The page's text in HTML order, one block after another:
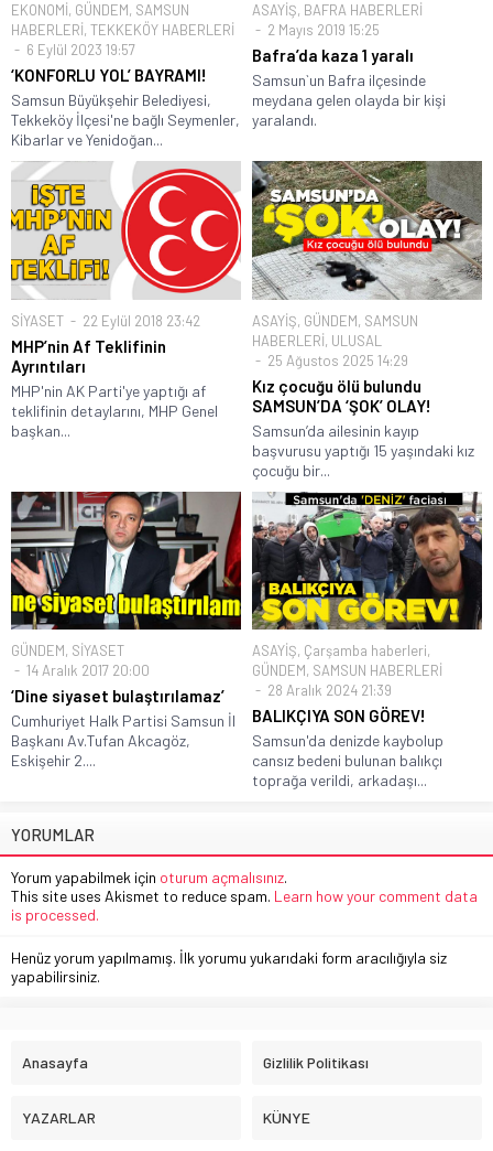
EKONOMİ, GÜNDEM, SAMSUN
HABERLERİ, TEKKEKÖY HABERLERİ
6 Eylül 2023 19:57
‘KONFORLU YOL’ BAYRAMI!
Samsun Büyükşehir Belediyesi,
Tekkeköy İlçesi'ne bağlı Seymenler,
Kibarlar ve Yenidoğan...
ASAYİŞ, BAFRA HABERLERİ
2 Mayıs 2019 15:25
Bafra’da kaza 1 yaralı
Samsun`un Bafra ilçesinde
meydana gelen olayda bir kişi
yaralandı.
SİYASET 22 Eylül 2018 23:42
MHP’nin Af Teklifinin
Ayrıntıları
MHP'nin AK Parti'ye yaptığı af
teklifinin detaylarını, MHP Genel
başkan...
ASAYİŞ, GÜNDEM, SAMSUN
HABERLERİ, ULUSAL
25 Ağustos 2025 14:29
Kız çocuğu ölü bulundu
SAMSUN’DA ‘ŞOK’ OLAY!
Samsun’da ailesinin kayıp
başvurusu yaptığı 15 yaşındaki kız
çocuğu bir...
GÜNDEM, SİYASET
14 Aralık 2017 20:00
‘Dine siyaset bulaştırılamaz’
Cumhuriyet Halk Partisi Samsun İl
Başkanı Av.Tufan Akcagöz,
Eskişehir 2....
ASAYİŞ, Çarşamba haberleri,
GÜNDEM, SAMSUN HABERLERİ
28 Aralık 2024 21:39
BALIKÇIYA SON GÖREV!
Samsun'da denizde kaybolup
cansız bedeni bulunan balıkçı
toprağa verildi, arkadaşı...
YORUMLAR
Yorum yapabilmek için oturum açmalısınız.
This site uses Akismet to reduce spam. Learn how your comment data
is processed.
Henüz yorum yapılmamış. İlk yorumu yukarıdaki form aracılığıyla siz
yapabilirsiniz.
Anasayfa Gizlilik Politikası
YAZARLAR KÜNYE